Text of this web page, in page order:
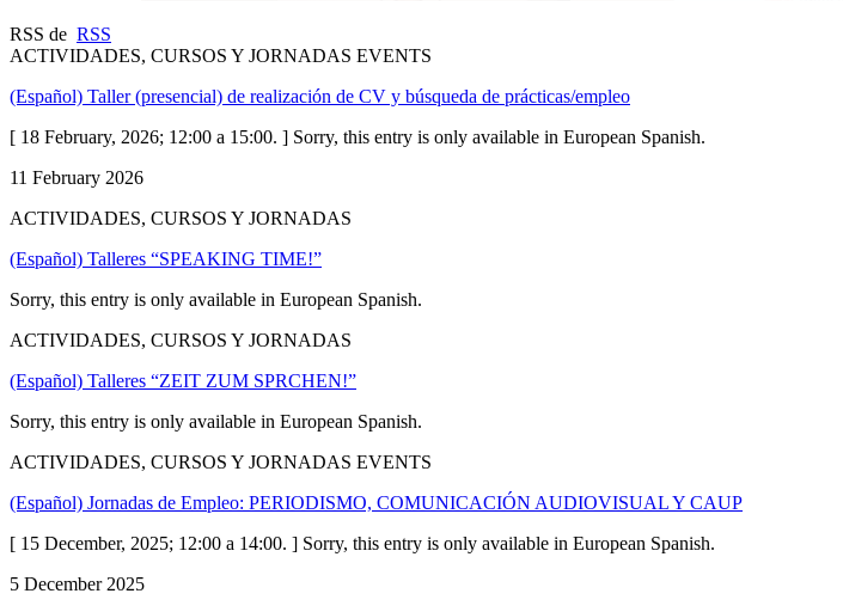
RSS de RSS
ACTIVIDADES, CURSOS Y JORNADAS EVENTS
(Español) Taller (presencial) de realización de CV y búsqueda de prácticas/empleo
[ 18 February, 2026; 12:00 a 15:00. ] Sorry, this entry is only available in European Spanish.
11 February 2026
ACTIVIDADES, CURSOS Y JORNADAS
(Español) Talleres “SPEAKING TIME!”
Sorry, this entry is only available in European Spanish.
ACTIVIDADES, CURSOS Y JORNADAS
(Español) Talleres “ZEIT ZUM SPRCHEN!”
Sorry, this entry is only available in European Spanish.
ACTIVIDADES, CURSOS Y JORNADAS EVENTS
(Español) Jornadas de Empleo: PERIODISMO, COMUNICACIÓN AUDIOVISUAL Y CAUP
[ 15 December, 2025; 12:00 a 14:00. ] Sorry, this entry is only available in European Spanish.
5 December 2025